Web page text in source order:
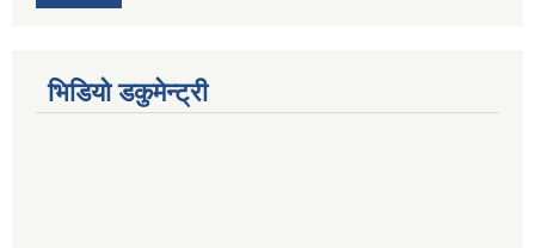
भिडियो डकुमेन्ट्री